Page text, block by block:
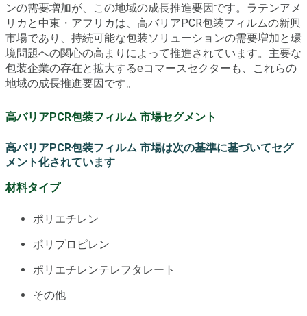
ンの需要増加が、この地域の成長推進要因です。ラテンアメ
リカと中東・アフリカは、高バリアPCR包装フィルムの新興
市場であり、持続可能な包装ソリューションの需要増加と環
境問題への関心の高まりによって推進されています。主要な
包装企業の存在と拡大するeコマースセクターも、これらの
地域の成長推進要因です。
高バリアPCR包装フィルム 市場セグメント
高バリアPCR包装フィルム 市場は次の基準に基づいてセグ
メント化されています
材料タイプ
ポリエチレン
ポリプロピレン
ポリエチレンテレフタレート
その他